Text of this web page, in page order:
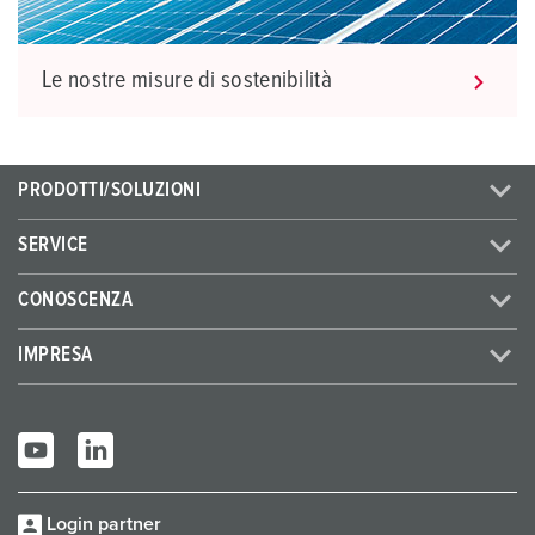
Le nostre misure di sostenibilità
PRODOTTI/SOLUZIONI
SERVICE
CONOSCENZA
IMPRESA
Login partner